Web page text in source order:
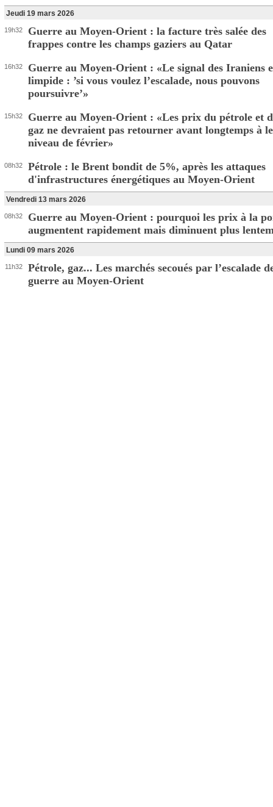
Jeudi 19 mars 2026
19h32
Guerre au Moyen-Orient : la facture très salée des
frappes contre les champs gaziers au Qatar
16h32
Guerre au Moyen-Orient : «Le signal des Iraniens
limpide : ’si vous voulez l’escalade, nous pouvons
poursuivre’»
15h32
Guerre au Moyen-Orient : «Les prix du pétrole et
gaz ne devraient pas retourner avant longtemps à
niveau de février»
08h32
Pétrole : le Brent bondit de 5%, après les attaques
d'infrastructures énergétiques au Moyen-Orient
Vendredi 13 mars 2026
08h32
Guerre au Moyen-Orient : pourquoi les prix à la
augmentent rapidement mais diminuent plus
Lundi 09 mars 2026
11h32
Pétrole, gaz... Les marchés secoués par l’escalade
guerre au Moyen-Orient